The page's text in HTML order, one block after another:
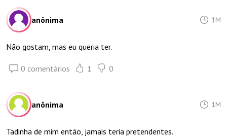
anônima 1M
Não gostam, mas eu queria ter.
0 comentários 1 0
anônima 1M
Tadinha de mim então, jamais teria pretendentes.